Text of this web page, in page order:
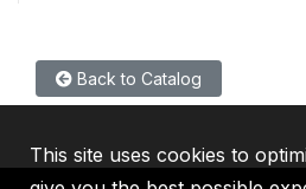
Back to Catalog
This site uses cookies to